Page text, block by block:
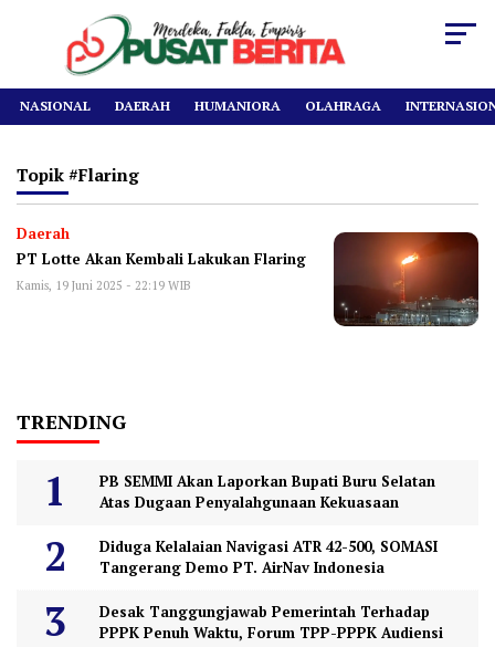
NASIONAL DAERAH HUMANIORA OLAHRAGA
Topik #flaring
Daerah
PT Lotte Akan Kembali Lakukan Flaring
Kamis, 19 Juni 2025 - 22:19 WIB
TRENDING
PB SEMMI Akan Laporkan Bupati Buru Selatan
Atas Dugaan Penyalahgunaan Kekuasaan
Diduga Kelalaian Navigasi ATR 42-500, SOMASI
Tangerang Demo PT. AirNav Indonesia
Desak Tanggungjawab Pemerintah Terhadap
PPPK Penuh Waktu, Forum TPP-PPPK Audiensi